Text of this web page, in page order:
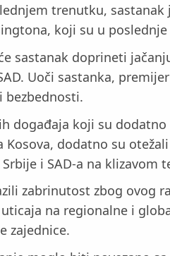
trenutku, sastanak
koji su u
sastanak doprineti
Uoči sastanka,
bezbednosti.
događaja koji su
dodatno su
i SAD-a na klizavom
zabrinutost zbog ovog
na regionalne i
zajednice.